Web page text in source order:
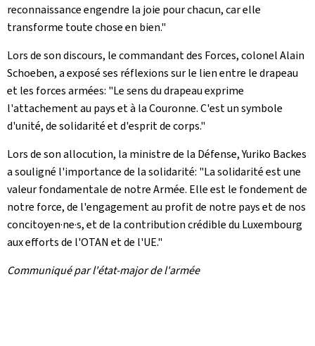
reconnaissance engendre la joie pour chacun, car elle
transforme toute chose en bien."
Lors de son discours, le commandant des Forces, colonel Alain
Schoeben, a exposé ses réflexions sur le lien entre le drapeau
et les forces armées: "Le sens du drapeau exprime
l'attachement au pays et à la Couronne. C'est un symbole
d'unité, de solidarité et d'esprit de corps."
Lors de son allocution, la ministre de la Défense, Yuriko Backes
a souligné l'importance de la solidarité: "La solidarité est une
valeur fondamentale de notre Armée. Elle est le fondement de
notre force, de l'engagement au profit de notre pays et de nos
concitoyen·ne·s, et de la contribution crédible du Luxembourg
aux efforts de l'OTAN et de l'UE."
Communiqué par l'état-major de l'armée